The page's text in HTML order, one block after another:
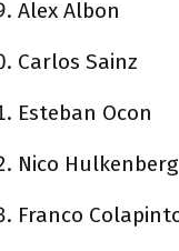
Alex Albon
Carlos Sainz
Esteban Ocon
Nico Hulkenberg
Franco